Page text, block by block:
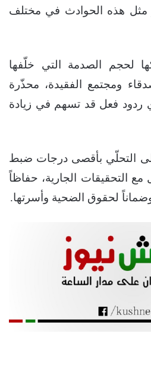
مثل هذه الحوادث في مختلف
لحجم الصدمة التي خلّفها
ومجتمع الفقيدة، محذّرة
فعل قد تسهم في زيادة
التحلّي بأقصى درجات ضبط
مع التحقيقات الجارية، حفاظاً
لحقوق الضحية وأسرتها.